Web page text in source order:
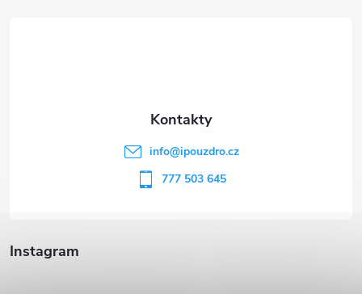
Instagram
info@ipouzdro.cz
777 503 645